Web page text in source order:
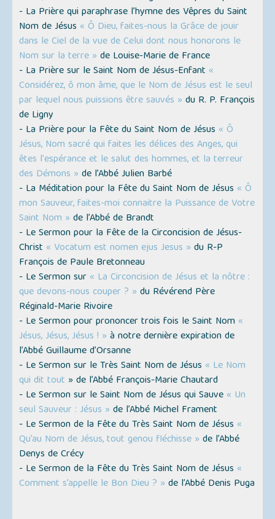
- La Prière qui paraphrase l’hymne des Vêpres du Saint
Nom de Jésus « Ô Dieu, faites-nous la Grâce de jouir
dans le Ciel de la vue de Celui dont nous honorons le
Nom sur la terre » de Louise-Marie de France
- La Prière sur le Saint Nom de Jésus-Enfant «
Considérez, ô mon âme, que le Nom de Jésus est le seul
par lequel nous puissions être sauvés » du R. P. François
de Ligny
- La Prière pour la Fête du Saint Nom de Jésus « Ô
Jésus, Nom sacré qui faites les délices des Anges, qui
êtes l'espérance et le salut des hommes, et la terreur
des Démons » de l’Abbé Julien Barbé
- La Méditation pour la Fête du Saint Nom de Jésus « Ô
mon Sauveur, faites-moi connaitre la Puissance de Votre
Saint Nom » de l’Abbé de Brandt
- Le Sermon pour la Fête de la Circoncision de Jésus-
Christ « Vocatum est nomen ejus Jesus » du R-P
François de Paule Bretonneau
- Le Sermon sur « La Circoncision de Jésus et la nôtre :
que devons-nous couper ? » du Révérend Père
Réginald-Marie Rivoire
- Le Sermon pour prononcer trois fois le Saint Nom «
Jésus, Jésus, Jésus ! » à notre dernière expiration de
l’Abbé Guillaume d’Orsanne
- Le Sermon sur le Très Saint Nom de Jésus « Le Nom
qui dit tout » de l’Abbé François-Marie Chautard
- Le Sermon sur le Saint Nom de Jésus qui Sauve « Un
seul Sauveur : Jésus » de l’Abbé Michel Frament
- Le Sermon de la Fête du Très Saint Nom de Jésus «
Qu’au Nom de Jésus, tout genou fléchisse » de l’Abbé
Denys de Crécy
- Le Sermon de la Fête du Très Saint Nom de Jésus «
Comment s’appelle le Bon Dieu ? » de l’Abbé Denis Puga